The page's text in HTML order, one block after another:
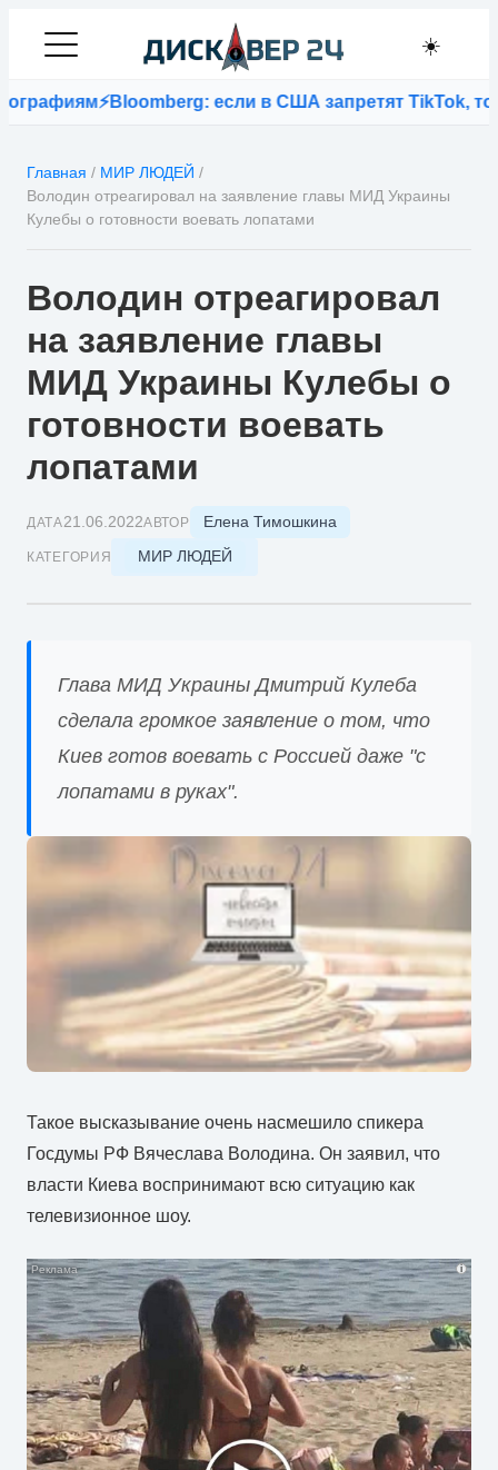
☀️
⚡Bloomberg: если в США запретят TikTok, то
Главная / МИР ЛЮДЕЙ /
Володин отреагировал на заявление главы МИД Украины
Кулебы о готовности воевать лопатами
Володин отреагировал
на заявление главы
МИД Украины Кулебы о
готовности воевать
лопатами
ДАТА21.06.2022АВТОР Елена Тимошкина
КАТЕГОРИЯ МИР ЛЮДЕЙ
Глава МИД Украины Дмитрий Кулеба
сделала громкое заявление о том, что
Киев готов воевать с Россией даже "с
лопатами в руках".
Такое высказывание очень насмешило спикера
Госдумы РФ Вячеслава Володина. Он заявил, что
власти Киева воспринимают всю ситуацию как
телевизионное шоу.
i